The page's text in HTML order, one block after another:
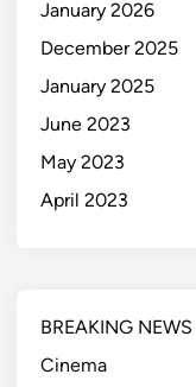
January 2026
December 2025
January 2025
June 2023
May 2023
April 2023
BREAKING NEWS
Cinema